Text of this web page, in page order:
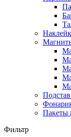
Пакеты
Фильтр